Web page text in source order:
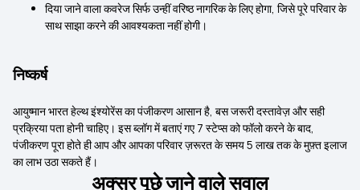
दिया जाने वाला कवरेज सिर्फ उन्हीं वरिष्ठ नागरिक के लिए होगा, जिसे पूरे परिवार के
साथ साझा करने की आवश्यकता नहीं होगी।
निष्कर्ष
आयुष्मान भारत हेल्थ इंश्योरेंस का पंजीकरण आसान है, बस जरूरी दस्तावेज़ और सही
प्रक्रिया पता होनी चाहिए। इस ब्लॉग में बताएं गए 7 स्टेप्स को फॉलो करने के बाद,
पंजीकरण पूरा होते ही आप और आपका परिवार ज़रूरत के समय 5 लाख तक के मुफ़्त इलाज
का लाभ उठा सकते हैं।
अक्सर पूछे जाने वाले सवाल